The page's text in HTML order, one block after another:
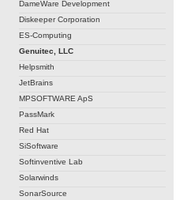
DameWare Development
Diskeeper Corporation
ES-Computing
Genuitec, LLC
Helpsmith
JetBrains
MPSOFTWARE ApS
PassMark
Red Hat
SiSoftware
Softinventive Lab
Solarwinds
SonarSource